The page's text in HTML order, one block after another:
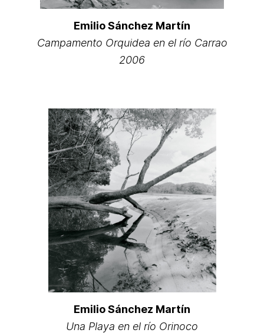
Emilio Sánchez Martín
Campamento Orquidea en el río Carrao
2006
Emilio Sánchez Martín
Una Playa en el río Orinoco